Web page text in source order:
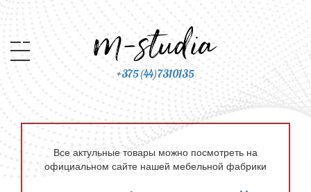
+375(44)7310135
Все актульные товары можно посмотреть на
официальном сайте нашей мебельной фабрики